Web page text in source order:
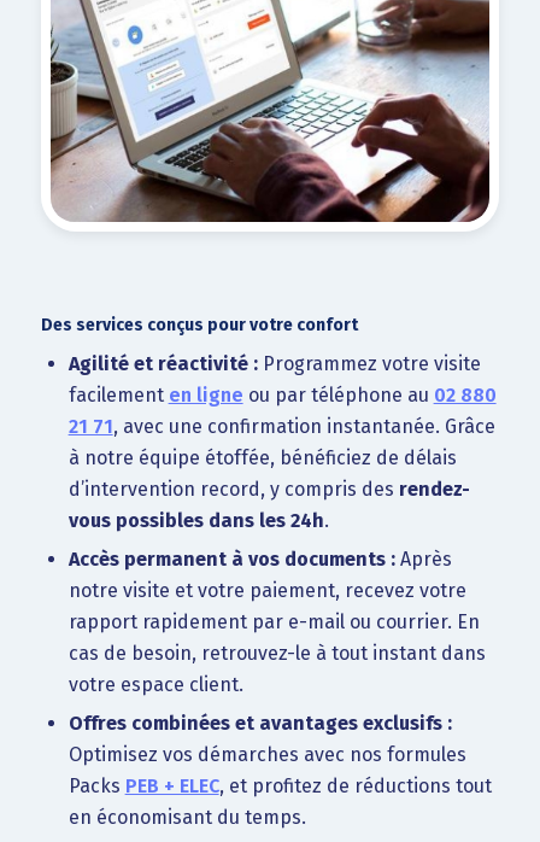
Des services conçus pour votre confort
Agilité et réactivité :Programmez votre visite
facilement en ligne ou par téléphone au 02 880
21 71, avec une confirmation instantanée. Grâce
à notre équipe étoffée, bénéficiez de délais
d’intervention record, y compris des rendez-
vous possibles dans les 24h.
Accès permanent à vos documents :Après
notre visite et votre paiement, recevez votre
rapport rapidement par e-mail ou courrier. En
cas de besoin, retrouvez-le à tout instant dans
votre espace client.
Offres combinées et avantages exclusifs :
Optimisez vos démarches avec nos formules
Packs PEB + ELEC, et profitez de réductions tout
en économisant du temps.